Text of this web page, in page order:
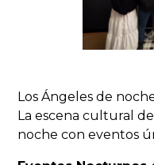
Los Ángeles de
La escena cultural
noche con eventos